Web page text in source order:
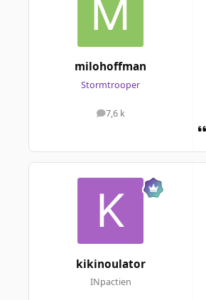
milohoffman
Stormtrooper
7,6 k
messages
kikinoulator
INpactien